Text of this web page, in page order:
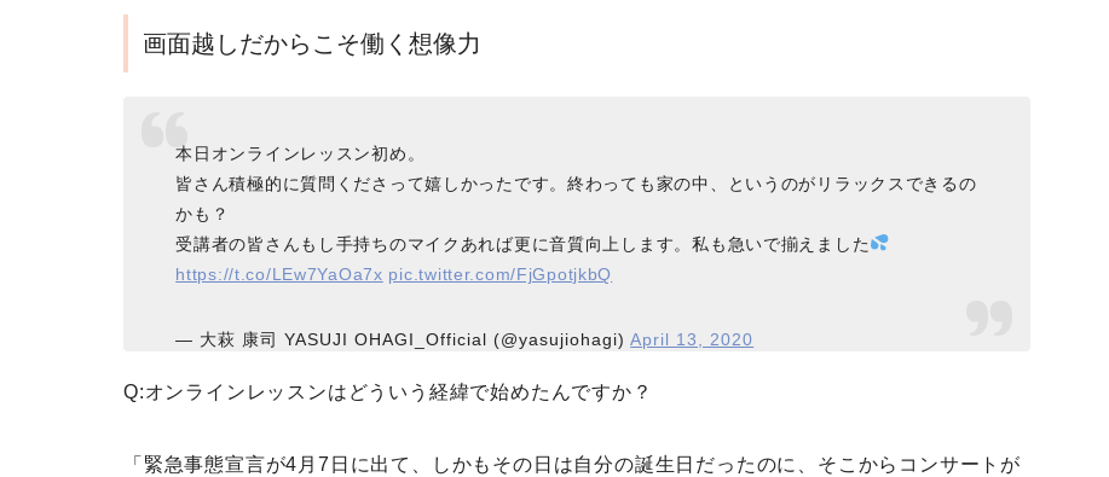
画面越しだからこそ働く想像力
本日オンラインレッスン初め。
皆さん積極的に質問くださって嬉しかったです。終わっても家の中、というのがリラックスできるの
かも？
受講者の皆さんもし手持ちのマイクあれば更に音質向上します。私も急いで揃えました
https://t.co/LEw7YaOa7x pic.twitter.com/FjGpotjkbQ
— 大萩 康司 YASUJI OHAGI_Official (@yasujiohagi)April 13, 2020
Q:オンラインレッスンはどういう経緯で始めたんですか？
「緊急事態宣言が4月7日に出て、しかもその日は自分の誕生日だったのに、そこからコンサートが